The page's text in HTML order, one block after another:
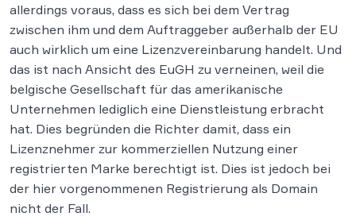
allerdings voraus, dass es sich bei dem Vertrag
zwischen ihm und dem Auftraggeber außerhalb der EU
auch wirklich um eine Lizenzvereinbarung handelt. Und
das ist nach Ansicht des EuGH zu verneinen, weil die
belgische Gesellschaft für das amerikanische
Unternehmen lediglich eine Dienstleistung erbracht
hat. Dies begründen die Richter damit, dass ein
Lizenznehmer zur kommerziellen Nutzung einer
registrierten Marke berechtigt ist. Dies ist jedoch bei
der hier vorgenommenen Registrierung als Domain
nicht der Fall.